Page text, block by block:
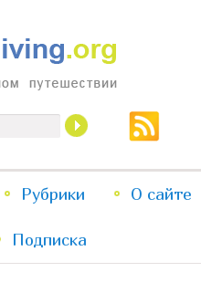
Перейти
к
Перейти
к
Рубрики О сайте
Подписка